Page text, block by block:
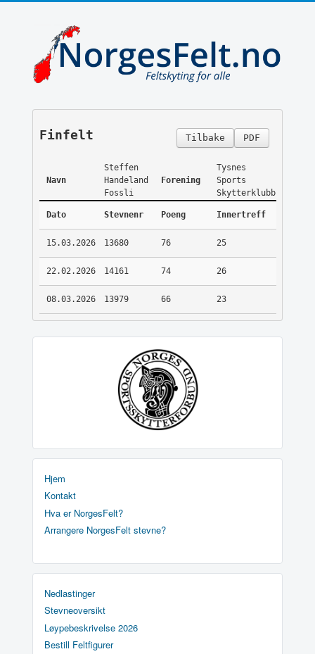
PDF
Tilbake
Finfelt
Navn
Steffen
Handeland
Fossli
Forening
Tysnes
Sports
Skytterklubb
Dato Stevnenr Poeng Innertreff
15.03.2026 13680 76 25
22.02.2026 14161 74 26
08.03.2026 13979 66 23
Hjem
Kontakt
Hva er NorgesFelt?
Arrangere NorgesFelt stevne?
Nedlastinger
Stevneoversikt
Løypebeskrivelse 2026
Bestill Feltfigurer